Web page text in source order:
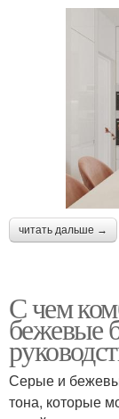
читать дальше →
С чем
бежевые
Серые и
тона, которые